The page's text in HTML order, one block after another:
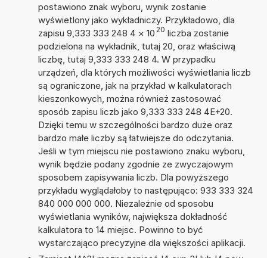
postawiono znak wyboru, wynik zostanie
wyświetlony jako wykładniczy. Przykładowo, dla
zapisu 9,333 333 248 4 × 10 20 liczba zostanie
podzielona na wykładnik, tutaj 20, oraz właściwą
liczbę, tutaj 9,333 333 248 4. W przypadku
urządzeń, dla których możliwości wyświetlania liczb
są ograniczone, jak na przykład w kalkulatorach
kieszonkowych, można również zastosować
sposób zapisu liczb jako 9,333 333 248 4E+20.
Dzięki temu w szczególności bardzo duże oraz
bardzo małe liczby są łatwiejsze do odczytania.
Jeśli w tym miejscu nie postawiono znaku wyboru,
wynik będzie podany zgodnie ze zwyczajowym
sposobem zapisywania liczb. Dla powyższego
przykładu wyglądałoby to następująco: 933 333 324
840 000 000 000. Niezależnie od sposobu
wyświetlania wyników, największa dokładność
kalkulatora to 14 miejsc. Powinno to być
wystarczająco precyzyjne dla większości aplikacji.